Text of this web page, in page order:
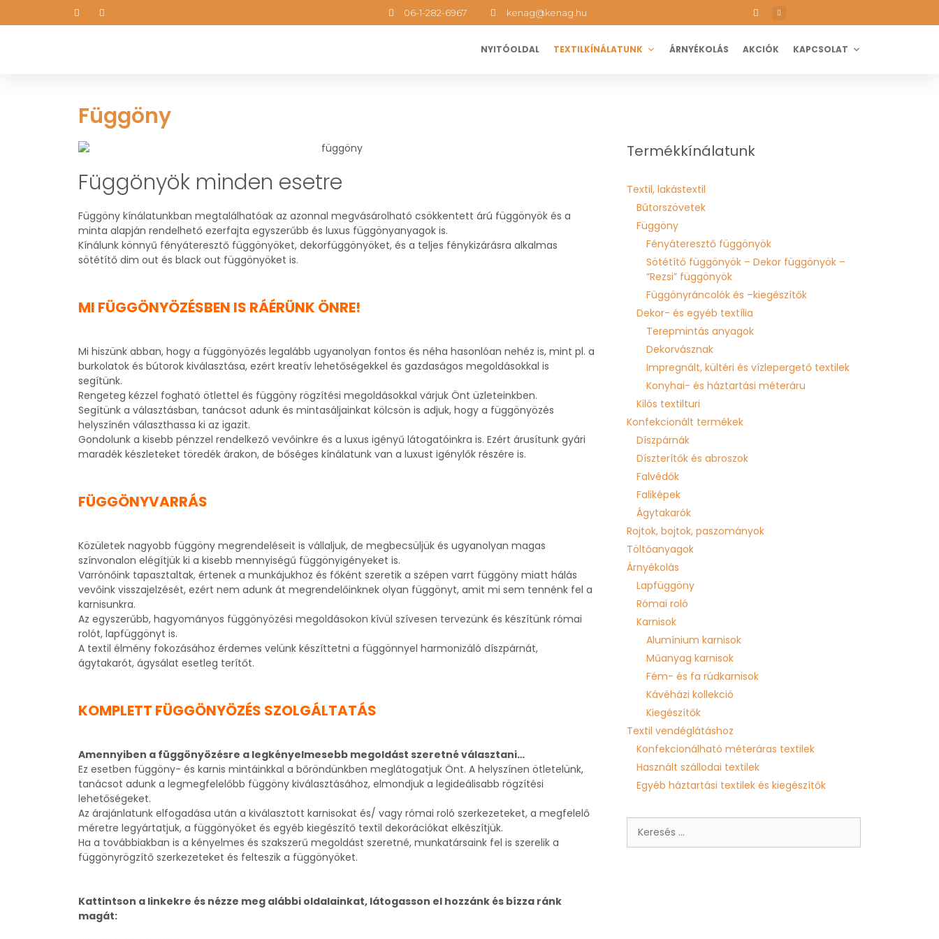
06-1-282-6967 kenag@kenag.hu
NYITÓOLDAL TEXTILKÍNÁLATUNK ÁRNYÉKOLÁS AKCIÓK KAPCSOLAT
Függöny
Függönyök minden esetre
Függöny kínálatunkban megtalálhatóak az azonnal megvásárolható csökkentett árú függönyök és a
minta alapján rendelhető ezerfajta egyszerűbb és luxus függönyanyagok is.
Kínálunk könnyű fényáteresztő függönyöket, dekorfüggönyöket, és a teljes fénykizárásra alkalmas
sötétítő dim out és black out függönyöket is.
MI FÜGGÖNYÖZÉSBEN IS RÁÉRÜNK ÖNRE!
Mi hiszünk abban, hogy a függönyözés legalább ugyanolyan fontos és néha hasonlóan nehéz is, mint pl. a
burkolatok és bútorok kiválasztása, ezért kreatív lehetőségekkel és gazdaságos megoldásokkal is
segítünk.
Rengeteg kézzel fogható ötlettel és függöny rögzítési megoldásokkal várjuk Önt üzleteinkben.
Segítünk a választásban, tanácsot adunk és mintasáljainkat kölcsön is adjuk, hogy a függönyözés
helyszínén választhassa ki az igazit.
Gondolunk a kisebb pénzzel rendelkező vevőinkre és a luxus igényű látogatóinkra is. Ezért árusítunk gyári
maradék készleteket töredék árakon, de bőséges kínálatunk van a luxust igénylők részére is.
FÜGGÖNYVARRÁS
Közületek nagyobb függöny megrendeléseit is vállaljuk, de megbecsüljük és ugyanolyan magas
színvonalon elégítjük ki a kisebb mennyiségű függönyigényeket is.
Varrónőink tapasztaltak, értenek a munkájukhoz és főként szeretik a szépen varrt függöny miatt hálás
vevőink visszajelzését, ezért nem adunk át megrendelőinknek olyan függönyt, amit mi sem tennénk fel a
karnisunkra.
Az egyszerűbb, hagyományos függönyözési megoldásokon kívül szívesen tervezünk és készítünk római
rolót, lapfüggönyt is.
A textil élmény fokozásához érdemes velünk készíttetni a függönnyel harmonizáló díszpárnát,
ágytakarót, ágysálat esetleg terítőt.
KOMPLETT FÜGGÖNYÖZÉS SZOLGÁLTATÁS
Amennyiben a függönyözésre a legkényelmesebb megoldást szeretné választani…
Ez esetben függöny- és karnis mintáinkkal a bőröndünkben meglátogatjuk Önt. A helyszínen ötletelünk,
tanácsot adunk a legmegfelelőbb függöny kiválasztásához, elmondjuk a legideálisabb rögzítési
lehetőségeket.
Az árajánlatunk elfogadása után a kiválasztott karnisokat és/ vagy római roló szerkezeteket, a megfelelő
méretre legyártatjuk, a függönyöket és egyéb kiegészítő textil dekorációkat elkészítjük.
Ha a továbbiakban is a kényelmes és szakszerű megoldást szeretné, munkatársaink fel is szerelik a
függönyrögzítő szerkezeteket és felteszik a függönyöket.
Kattintson a linkekre és nézze meg alábbi oldalainkat, látogasson el hozzánk és bízza ránk
magát:
Termékkínálatunk
Textil, lakástextil
Bútorszövetek
Függöny
Fényáteresztő függönyök
Sötétítő függönyök – Dekor függönyök –
“Rezsi” függönyök
Függönyráncolók és –kiegészítők
Dekor- és egyéb textília
Terepmintás anyagok
Dekorvásznak
Impregnált, kültéri és vízlepergető textilek
Konyhai- és háztartási méteráru
Kilós textilturi
Konfekcionált termékek
Díszpárnák
Díszterítők és abroszok
Falvédők
Faliképek
Ágytakarók
Rojtok, bojtok, paszományok
Töltőanyagok
Árnyékolás
Lapfüggöny
Római roló
Karnisok
Alumínium karnisok
Műanyag karnisok
Fém- és fa rúdkarnisok
Kávéházi kollekció
Kiegészítők
Textil vendéglátáshoz
Konfekcionálható méteráras textilek
Használt szállodai textilek
Egyéb háztartási textilek és kiegészítők